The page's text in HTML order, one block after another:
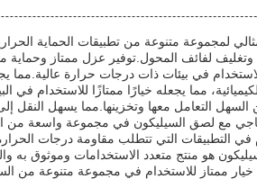
لفائف المحول.توفير عزل ممتاز وحماية من
في بيئات ذات درجات حرارة عالية.مما
مما يجعله خيارًا ممتازًا للاستخدام في
التعامل معها وتخزينها.مما يسهل النقل
مع لصق السيليكون في مجموعة واسعة من
في التطبيقات التي تتطلب مقاومة درجات
هو منتج متعدد الاستخدامات وموثوق به
خيار ممتاز للاستخدام في مجموعة متنوعة من